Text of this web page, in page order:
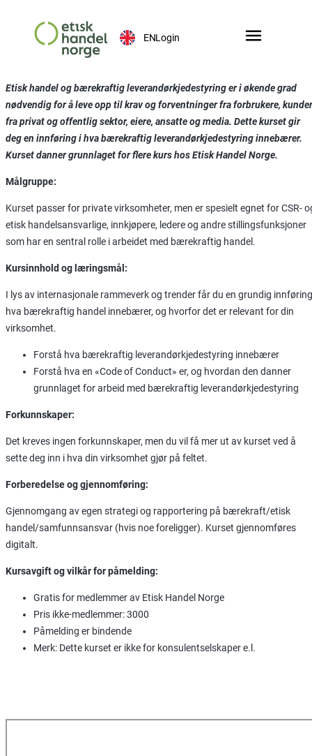
ENLogin
Etisk handel og bærekraftig leverandørkjedestyring er i økende grad
nødvendig for å leve opp til krav og forventninger fra forbrukere, kunder
fra privat og offentlig sektor, eiere, ansatte og media. Dette kurset gir
deg en innføring i hva bærekraftig leverandørkjedestyring innebærer.
Kurset danner grunnlaget for flere kurs hos Etisk Handel Norge.
Målgruppe:
Kurset passer for private virksomheter, men er spesielt egnet for CSR-
etisk handelsansvarlige, innkjøpere, ledere og andre stillingsfunksjoner
som har en sentral rolle i arbeidet med bærekraftig handel.
Kursinnhold og læringsmål:
I lys av internasjonale rammeverk og trender får du en grundig
hva bærekraftig handel innebærer, og hvorfor det er relevant for din
virksomhet.
Forstå hva bærekraftig leverandørkjedestyring innebærer
Forstå hva en «Code of Conduct» er, og hvordan den danner
grunnlaget for arbeid med bærekraftig leverandørkjedestyring
Forkunnskaper:
Det kreves ingen forkunnskaper, men du vil få mer ut av kurset ved å
sette deg inn i hva din virksomhet gjør på feltet.
Forberedelse og gjennomføring:
Gjennomgang av egen strategi og rapportering på bærekraft/etisk
handel/samfunnsansvar (hvis noe foreligger). Kurset gjennomføres
digitalt.
Kursavgift og vilkår for påmelding:
Gratis for medlemmer av Etisk Handel Norge
Pris ikke-medlemmer: 3000
Påmelding er bindende
Merk: Dette kurset er ikke for konsulentselskaper e.l.